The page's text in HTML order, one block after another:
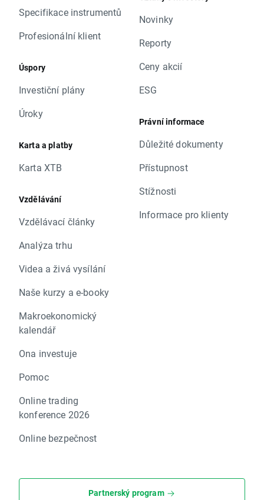
Specifikace instrumentů
Profesionální klient
Úspory
Investiční plány
Úroky
Karta a platby
Karta XTB
Vzdělávání
Vzdělávací články
Analýza trhu
Videa a živá vysílání
Naše kurzy a e-booky
Makroekonomický
kalendář
Ona investuje
Pomoc
Online trading
konference 2026
Online bezpečnost
Novinky
Reporty
Ceny akcií
ESG
Právní informace
Důležité dokumenty
Přístupnost
Stížnosti
Informace pro klienty
Partnerský program